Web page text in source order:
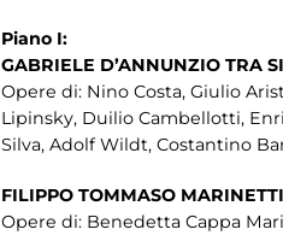
Piano I:
GABRIELE D’ANNUNZIO TRA
Opere di: Nino Costa, Giulio
Lipinsky, Duilio Cambellotti,
Silva, Adolf Wildt, Costantino
FILIPPO TOMMASO
Opere di: Benedetta Cappa